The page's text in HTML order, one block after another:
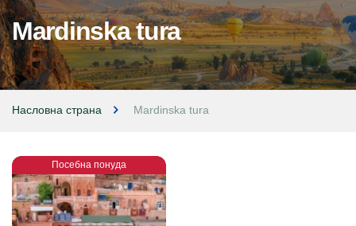
Mardinska tura
Насловна страна Mardinska tura
Посебна понуда